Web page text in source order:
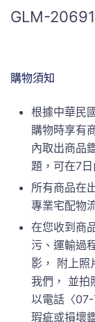
GLM-
購物須知
根據中華民
購物時享有
內取出商品
題，可在7
所有商品在
專業宅配物
在您收到商
污、運輸過
影， 附上照
我們， 並拍
以電話〈
瑕疵或損壞